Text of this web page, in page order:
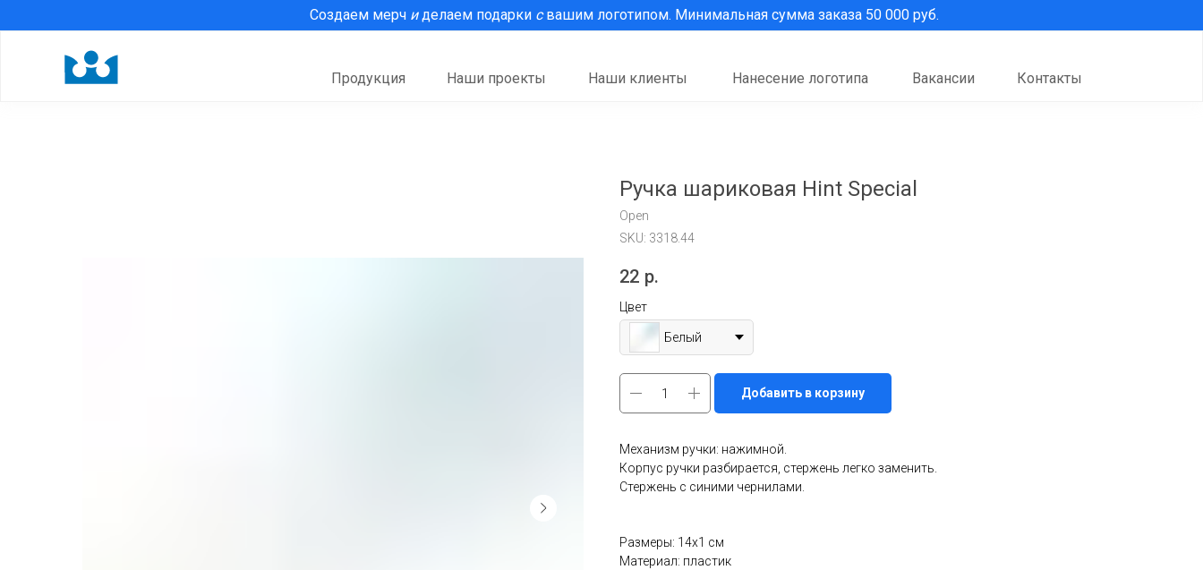
Продукция Наши клиенты
Наши проекты Вакансии Контакты
Нанесение логотипа
Создаем мерч иделаем подарки свашим логотипом. Минимальная сумма заказа 50 000 руб.
Ручка шариковая Hint Special
Open
SKU: 3318.44
22 р.
Цвет
Белый
Добавить в корзину
Механизм ручки: нажимной.
Корпус ручки разбирается, стержень легко заменить.
Стержень с синими чернилами.
Размеры: 14х1 см
Материал: пластик